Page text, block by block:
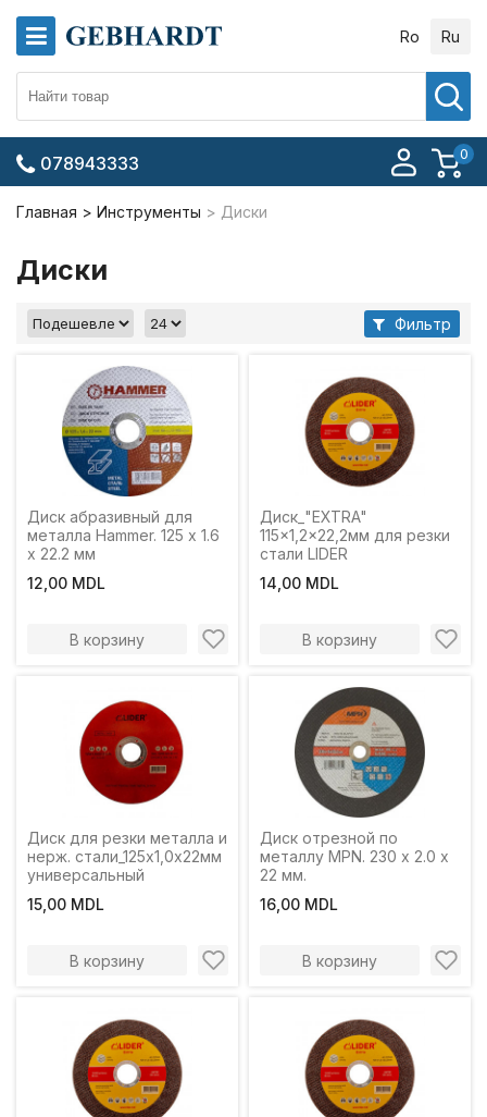
Ro Ru
0
078943333
Главная Инструменты Диски
Диски
Фильтр
Диск абразивный для
металла Hammer. 125 x 1.6
x 22.2 мм
12,00 MDL
В корзину
Диск_"EXTRA"
115x1,2x22,2мм для резки
стали LIDER
14,00 MDL
В корзину
Диск для резки металла и
нерж. стали_125х1,0х22мм
универсальный
15,00 MDL
В корзину
Диск отрезной по
металлу MPN. 230 x 2.0 x
22 мм.
16,00 MDL
В корзину